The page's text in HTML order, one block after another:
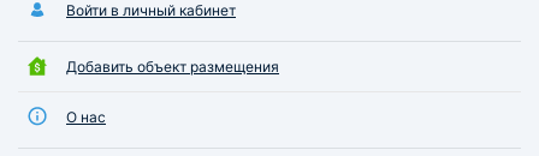
Войти в личный кабинет
Добавить объект размещения
О нас